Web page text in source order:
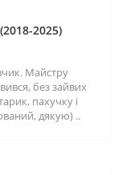
2025)
Майстру
без зайвих
пахучку і
дякую) ..